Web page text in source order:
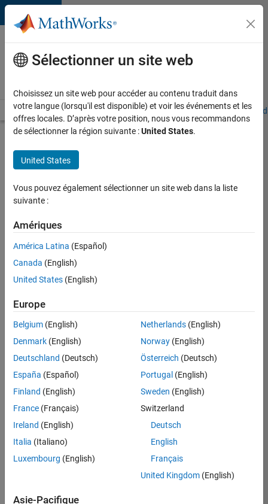
Passer au contenu
Votre
carrière
chez
Accueil Explorer nos opportunités Adresses de nos bureaux
d’autres
offres
Senior
Software
Quality
Engineer
maintenant
Poste:
36935-
Ingénierie
de
la
FR-
Sélectionner un site web
Choisissez un site web pour accéder au contenu traduit dans
votre langue (lorsqu'il est disponible) et voir les événements et les
offres locales. D’après votre position, nous vous recommandons
de sélectionner la région suivante :United States.
United States
Vous pouvez également sélectionner un site web dans la liste
suivante :
Amériques
América Latina (Español)
Canada (English)
United States (English)
Europe
Belgium (English)
Denmark (English)
Deutschland (Deutsch)
España (Español)
Finland (English)
France (Français)
Ireland (English)
Italia (Italiano)
Luxembourg (English)
Netherlands(English)
Norway(English)
Österreich (Deutsch)
Portugal (English)
Sweden (English)
Switzerland
Deutsch
English
Français
United Kingdom(English)
Asie-Pacifique